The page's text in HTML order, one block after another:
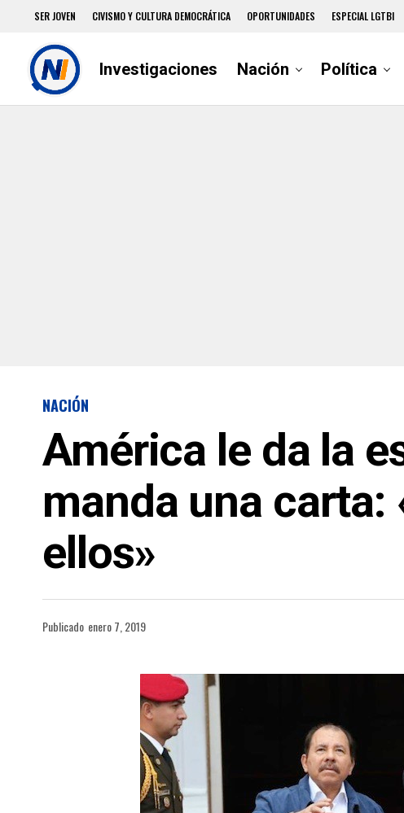
SER JOVEN CIVISMO Y CULTURA DEMOCRÁTICA OPORTUNIDADES ESPECIAL LGTBI
Investigaciones Nación Política
NACIÓN
América le da la
manda una carta:
ellos»
Publicado enero 7, 2019